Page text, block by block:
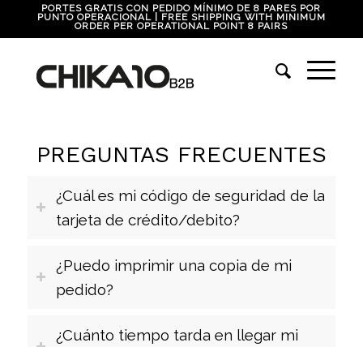
PORTES GRATIS CON PEDIDO MÍNIMO DE 8 PARES POR
PUNTO OPERACIONAL | FREE SHIPPING WITH MINIMUM
ORDER PER OPERATIONAL POINT 8 PAIRS
PREGUNTAS FRECUENTES
¿Cuál es mi código de seguridad de la
tarjeta de crédito/debito?
¿Puedo imprimir una copia de mi
pedido?
¿Cuánto tiempo tarda en llegar mi